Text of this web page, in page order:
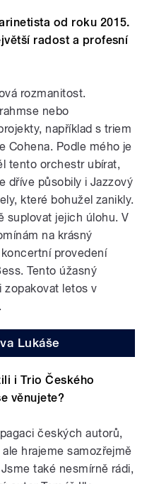
od roku 2015.
radost a profesní
rozmanitost.
nebo
například s triem
Cohena. Podle mého je
tento orchestr ubírat,
dříve působily i Jazzový
které bohužel zanikly.
suplovat jejich úlohu. V
na krásný
provedení
Tento úžasný
zopakovat letos v
Lukáše
i Trio Českého
věnujete?
českých autorů,
hrajeme samozřejmě
také nesmírně rádi,